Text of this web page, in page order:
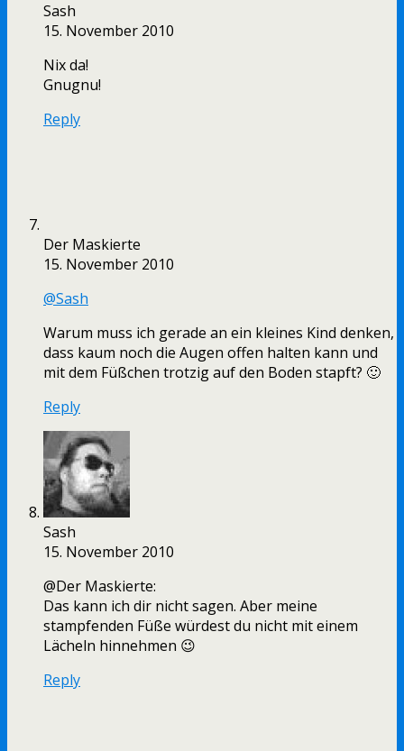
Sash
15. November 2010
Nix da!
Gnugnu!
Reply
Der Maskierte
15. November 2010
@Sash
Warum muss ich gerade an ein kleines Kind denken,
dass kaum noch die Augen offen halten kann und
mit dem Füßchen trotzig auf den Boden stapft? 🙂
Reply
Sash
15. November 2010
@Der Maskierte:
Das kann ich dir nicht sagen. Aber meine
stampfenden Füße würdest du nicht mit einem
Lächeln hinnehmen 😉
Reply